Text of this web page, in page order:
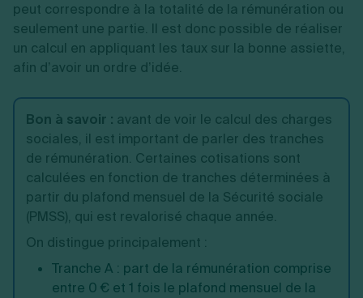
peut correspondre à la totalité de la rémunération ou
seulement une partie. Il est donc possible de réaliser
un calcul en appliquant les taux sur la bonne assiette,
afin d’avoir un ordre d’idée.
Bon à savoir : avant de voir le calcul des charges
sociales, il est important de parler des tranches
de rémunération. Certaines cotisations sont
calculées en fonction de tranches déterminées à
partir du plafond mensuel de la Sécurité sociale
(PMSS), qui est revalorisé chaque année.
On distingue principalement :
Tranche A : part de la rémunération comprise
entre 0 € et 1 fois le plafond mensuel de la